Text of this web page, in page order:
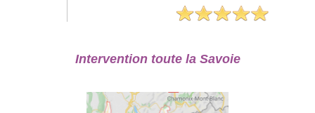
Intervention toute la Savoie